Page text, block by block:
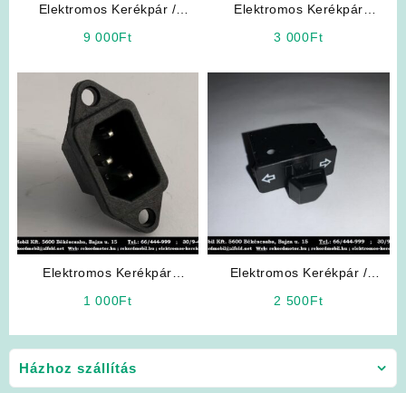
Házhoz szállítás
Elektromos Kerékpár /
9 000Ft
Elektromos Kerékpár
3 000Ft
Elektromos Kerékpár
1 000Ft
Elektromos Kerékpár /
2 500Ft